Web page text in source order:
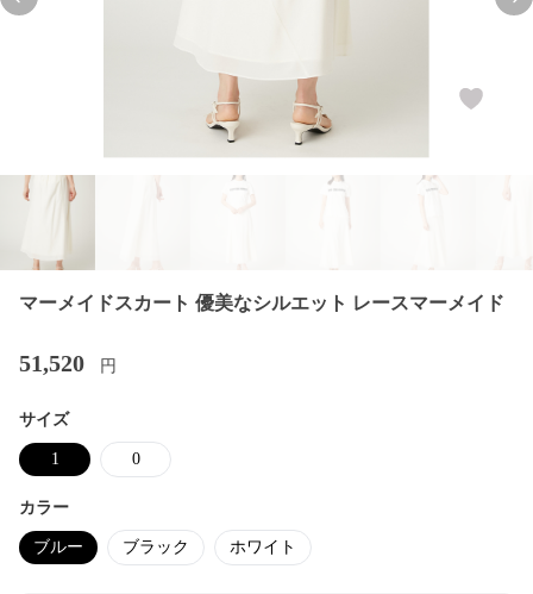
Previous slide
マーメイドスカート 優美なシルエット レースマーメイド
51,520 円
サイズ
1 0
カラー
ブルー ブラック ホワイト